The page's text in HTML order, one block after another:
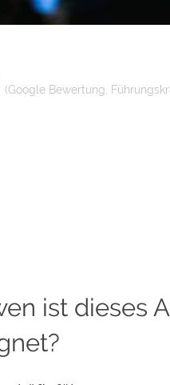
(Google Bewertung,
ist dieses